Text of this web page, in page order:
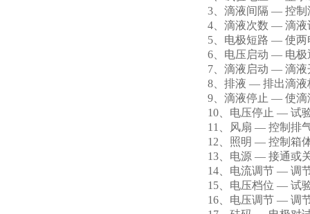
3、滴液间隔 — 控制
4、滴液次数 — 滴液
5、电极短路 — 使两
6、电压启动 — 电极
7、滴液启动 — 滴液
8、排液 — 排出滴液
9、滴液停止 — 使滴
10、电压停止 — 试
11、风扇 — 控制排
12、照明 — 控制箱
13、电源 — 接通或
14、电流调节 — 调
15、电压档位 — 试
16、电压调节 — 调